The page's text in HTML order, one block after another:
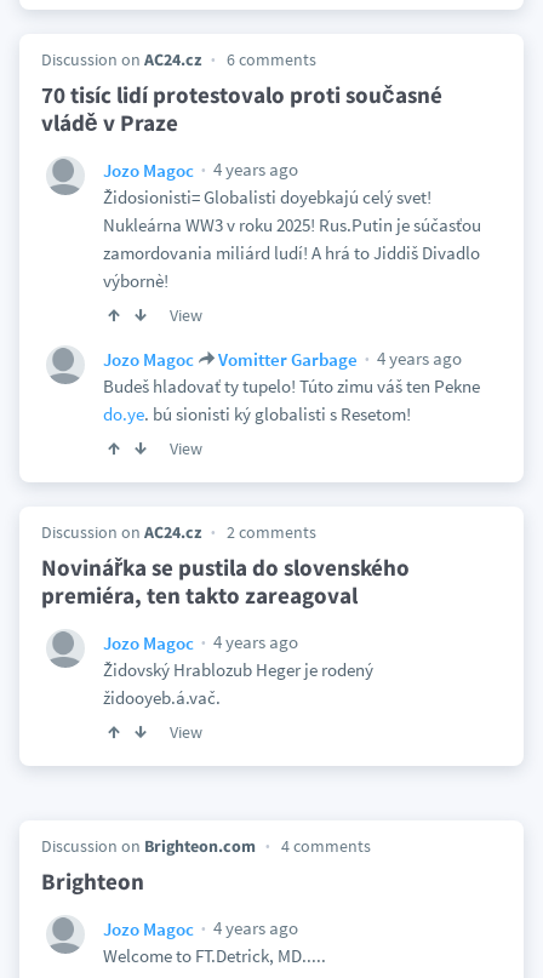
Discussion on AC24.cz 6 comments
70 tisíc lidí protestovalo proti současné
vládě v Praze
Jozo Magoc
4 years ago
Židosionisti= Globalisti doyebkajú celý svet!
Nukleárna WW3 v roku 2025! Rus.Putin je súčasťou
zamordovania miliárd ludí! A hrá to Jiddiš Divadlo
výbornè!
View
Jozo Magoc Vomitter Garbage
4 years ago
Budeš hladovať ty tupelo! Túto zimu váš ten Pekne
do.ye. bú sionisti ký globalisti s Resetom!
View
Discussion on AC24.cz 2 comments
Novinářka se pustila do slovenského
premiéra, ten takto zareagoval
Jozo Magoc
4 years ago
Židovský Hrablozub Heger je rodený
židooyeb.á.vač.
View
Discussion on Brighteon.com 4 comments
Brighteon
Jozo Magoc
4 years ago
Welcome to FT.Detrick, MD.....